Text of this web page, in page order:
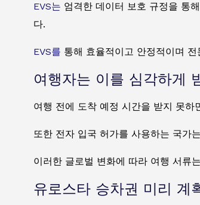
EVS는 엄격한 데이터 보호 규정을 통
다.
EVS를 통해 효율적이고 안정적이며
여행자는 이를 심각하게
여행 전에 도착 예정 시간을 받지 못
또한 전자 입국 허가를 사용하는 국가
이러한 글로벌 변화에 따라 여행 서류
유로스타 승차권 미리 계